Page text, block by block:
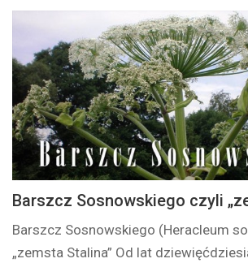
Barszcz Sosnowskiego czyli
Barszcz Sosnowskiego (Heracleum
„zemsta Stalina” Od lat